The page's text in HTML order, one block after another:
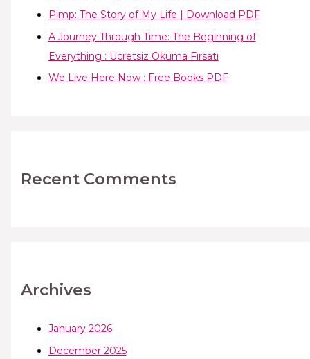
Pimp: The Story of My Life | Download PDF
A Journey Through Time: The Beginning of
Everything : Ücretsiz Okuma Fırsatı
We Live Here Now : Free Books PDF
Recent Comments
Archives
January 2026
December 2025